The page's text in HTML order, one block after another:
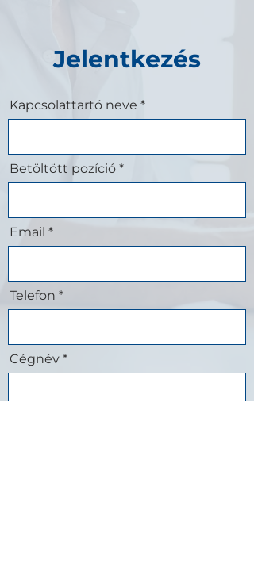
Jelentkezés
Kapcsolattartó neve
Betöltött pozíció
Email
Telefon
Cégnév